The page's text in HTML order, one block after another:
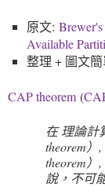
原文:
Available
整理 + 圖文
CAP theorem (
在 理論計
theorem
theorem
說，不可